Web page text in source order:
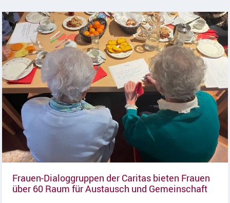
Frauen-Dialoggruppen der Caritas bieten Frauen
über 60 Raum für Austausch und Gemeinschaft